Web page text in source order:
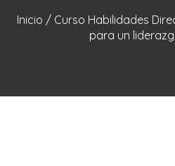
Inicio / Curso Habilidades
para un